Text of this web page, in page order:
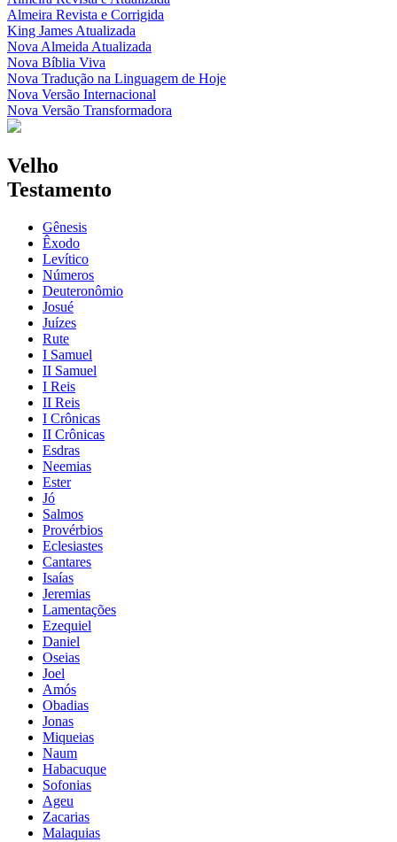
Almeira Revista e Corrigida
King James Atualizada
Nova Almeida Atualizada
Nova Bíblia Viva
Nova Tradução na Linguagem de Hoje
Nova Versão Internacional
Nova Versão Transformadora
Velho
Testamento
Gênesis
Êxodo
Levítico
Números
Deuteronômio
Josué
Juízes
Rute
I Samuel
II Samuel
I Reis
II Reis
I Crônicas
II Crônicas
Esdras
Neemias
Ester
Jó
Salmos
Provérbios
Eclesiastes
Cantares
Isaías
Jeremias
Lamentações
Ezequiel
Daniel
Oseias
Joel
Amós
Obadias
Jonas
Miqueias
Naum
Habacuque
Sofonias
Ageu
Zacarias
Malaquias